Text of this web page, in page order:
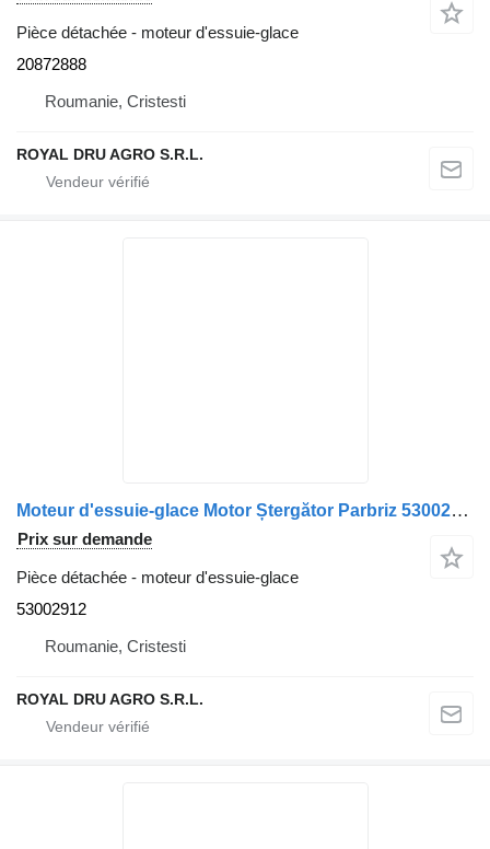
Pièce détachée - moteur d'essuie-glace
20872888
Roumanie, Cristesti
ROYAL DRU AGRO S.R.L.
Moteur d'essuie-glace Motor Ștergător Parbriz 53002912 pour camion Valeo pentru Volvo – Cod
Prix sur demande
Pièce détachée - moteur d'essuie-glace
53002912
Roumanie, Cristesti
ROYAL DRU AGRO S.R.L.